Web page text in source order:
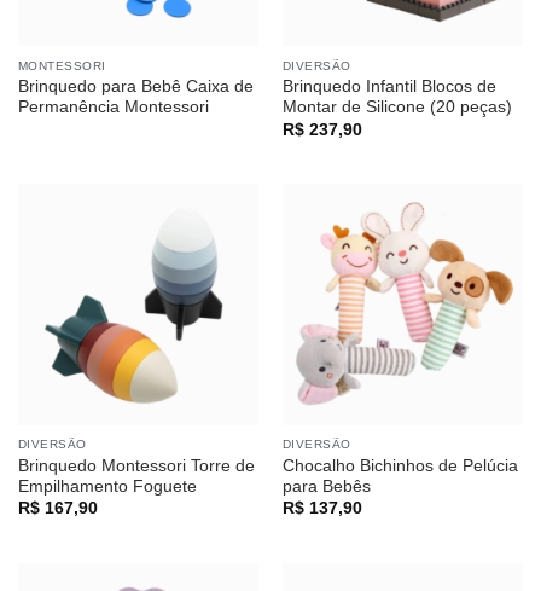
MONTESSORI
Brinquedo para Bebê Caixa de
Permanência Montessori
DIVERSÃO
Brinquedo Infantil Blocos de
Montar de Silicone (20 peças)
R$237,90
DIVERSÃO
Brinquedo Montessori Torre de
Empilhamento Foguete
R$167,90
DIVERSÃO
Chocalho Bichinhos de Pelúcia
para Bebês
R$137,90